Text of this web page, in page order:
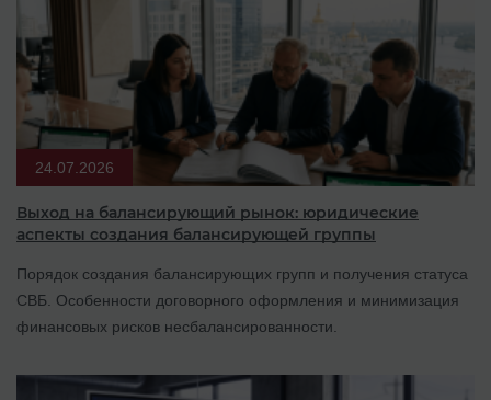
24.07.2026
Выход на балансирующий рынок: юридические
аспекты создания балансирующей группы
Порядок создания балансирующих групп и получения статуса
СВБ. Особенности договорного оформления и минимизация
финансовых рисков несбалансированности.